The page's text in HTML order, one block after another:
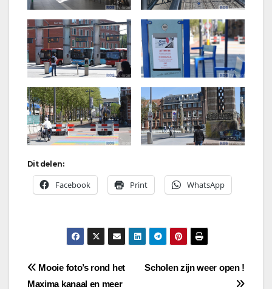
Dit delen:
Facebook Print WhatsApp
Bericht
Scholen zijn weer open !
Mooie foto’s rond het
Maxima kanaal en meer